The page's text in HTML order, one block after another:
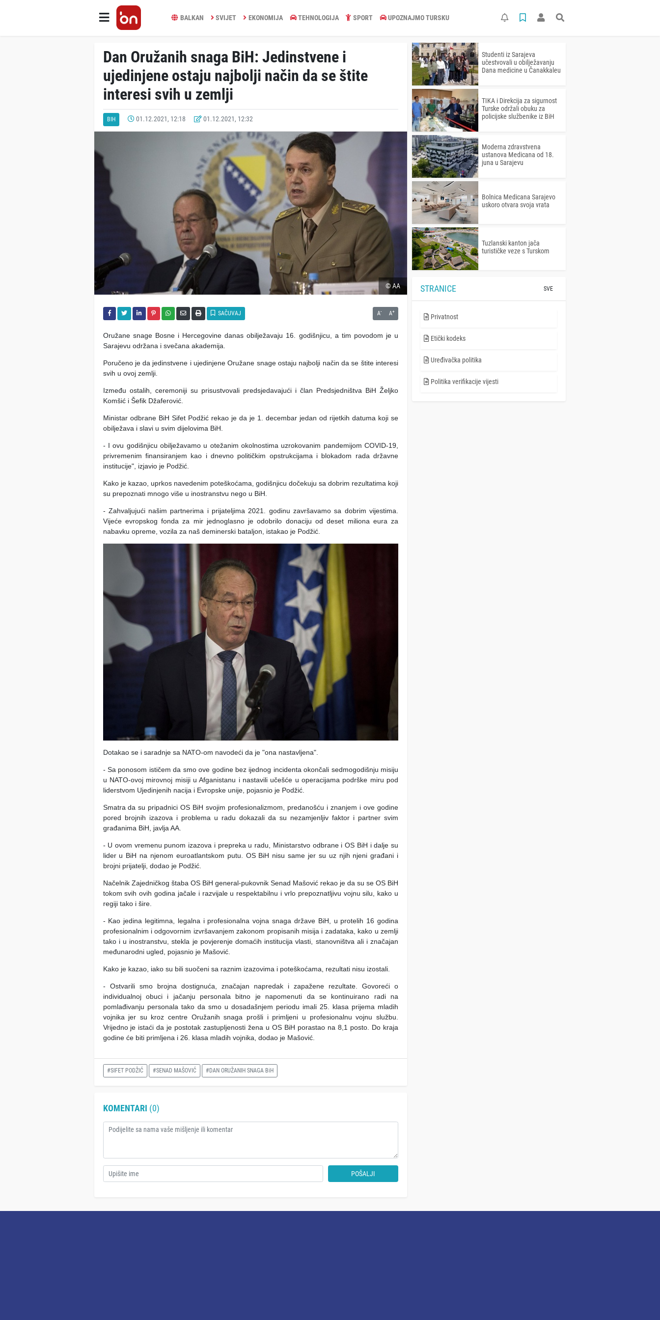
BALKAN SVIJET EKONOMIJA TEHNOLOGIJA SPORT UPOZNAJMO TURSKU
Dan Oružanih snaga BiH: Jedinstvene i
ujedinjene ostaju najbolji način da se štite
interesi svih u zemlji
BIH 01.12.2021, 12:18 01.12.2021, 12:32
© AA
SAČUVAJ A- A+
Oružane snage Bosne i Hercegovine danas obilježavaju 16. godišnjicu, a tim povodom je u
Sarajevu održana i svečana akademija.
Poručeno je da jedinstvene i ujedinjene Oružane snage ostaju najbolji način da se štite interesi
svih u ovoj zemlji.
Između ostalih, ceremoniji su prisustvovali predsjedavajući i član Predsjedništva BiH Željko
Komšić i Šefik Džaferović.
Ministar odbrane BiH Sifet Podžić rekao je da je 1. decembar jedan od rijetkih datuma koji se
obilježava i slavi u svim dijelovima BiH.
- I ovu godišnjicu obilježavamo u otežanim okolnostima uzrokovanim pandemijom COVID-19,
privremenim finansiranjem kao i dnevno političkim opstrukcijama i blokadom rada državne
institucije", izjavio je Podžić.
Kako je kazao, uprkos navedenim poteškoćama, godišnjicu dočekuju sa dobrim rezultatima koji
su prepoznati mnogo više u inostranstvu nego u BiH.
- Zahvaljujući našim partnerima i prijateljima 2021. godinu završavamo sa dobrim vijestima.
Vijeće evropskog fonda za mir jednoglasno je odobrilo donaciju od deset miliona eura za
nabavku opreme, vozila za naš deminerski bataljon, istakao je Podžić.
Dotakao se i saradnje sa NATO-om navodeći da je "ona nastavljena".
- Sa ponosom ističem da smo ove godine bez ijednog incidenta okončali sedmogodišnju misiju
u NATO-ovoj mirovnoj misiji u Afganistanu i nastavili učešće u operacijama podrške miru pod
liderstvom Ujedinjenih nacija i Evropske unije, pojasnio je Podžić.
Smatra da su pripadnici OS BiH svojim profesionalizmom, predanošću i znanjem i ove godine
pored brojnih izazova i problema u radu dokazali da su nezamjenljiv faktor i partner svim
građanima BiH, javlja AA.
- U ovom vremenu punom izazova i prepreka u radu, Ministarstvo odbrane i OS BiH i dalje su
lider u BiH na njenom euroatlantskom putu. OS BiH nisu same jer su uz njih njeni građani i
brojni prijatelji, dodao je Podžić.
Načelnik Zajedničkog štaba OS BiH general-pukovnik Senad Mašović rekao je da su se OS BiH
tokom svih ovih godina jačale i razvijale u respektabilnu i vrlo prepoznatljivu vojnu silu, kako u
regiji tako i šire.
- Kao jedina legitimna, legalna i profesionalna vojna snaga države BiH, u protelih 16 godina
profesionalnim i odgovornim izvršavanjem zakonom propisanih misija i zadataka, kako u zemlji
tako i u inostranstvu, stekla je povjerenje domaćih institucija vlasti, stanovništva ali i značajan
međunarodni ugled, pojasnio je Mašović.
Kako je kazao, iako su bili suočeni sa raznim izazovima i poteškoćama, rezultati nisu izostali.
- Ostvarili smo brojna dostignuća, značajan napredak i zapažene rezultate. Govoreći o
individualnoj obuci i jačanju personala bitno je napomenuti da se kontinuirano radi na
pomlađivanju personala tako da smo u dosadašnjem periodu imali 25. klasa prijema mladih
vojnika jer su kroz centre Oružanih snaga prošli i primljeni u profesionalnu vojnu službu.
Vrijedno je istaći da je postotak zastupljenosti žena u OS BiH porastao na 8,1 posto. Do kraja
godine će biti primljena i 26. klasa mladih vojnika, dodao je Mašović.
#SIFET PODŽIĆ #SENAD MAŠOVIĆ #DAN ORUŽANIH SNAGA BiH
KOMENTARI (0)
POŠALJI
Studenti iz Sarajeva
učestvovali u obilježavanju
Dana medicine u Čanakkaleu
TIKA i Direkcija za sigurnost
Turske održali obuku za
policijske službenike iz BiH
Moderna zdravstvena
ustanova Medicana od 18.
juna u Sarajevu
Bolnica Medicana Sarajevo
uskoro otvara svoja vrata
Tuzlanski kanton jača
turističke veze s Turskom
STRANICE SVE
Privatnost
Etički kodeks
Uređivačka politika
Politika verifikacije vijesti